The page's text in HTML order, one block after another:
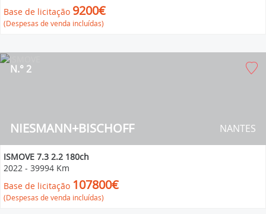
Base de licitação 9200€
(Despesas de venda incluídas)
NIESMANN+BISCHOFF
N.° 2
NANTES
ISMOVE 7.3 2.2 180ch
2022 - 39994 Km
Base de licitação 107800€
(Despesas de venda incluídas)